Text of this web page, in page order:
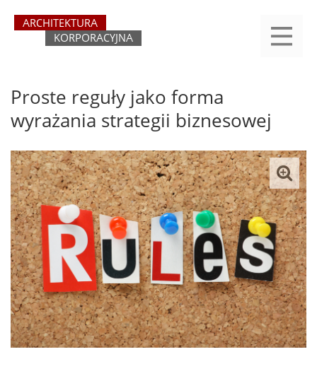
yasne
main
Proste reguły jako forma
wyrażania strategii biznesowej